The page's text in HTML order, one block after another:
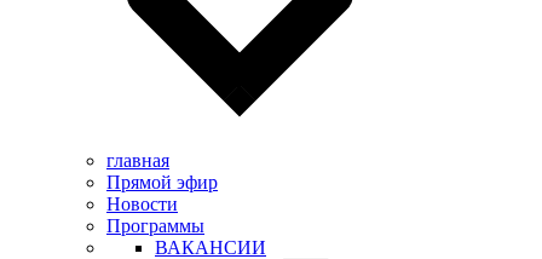
главная
Прямой эфир
Новости
Программы
ВАКАНСИИ